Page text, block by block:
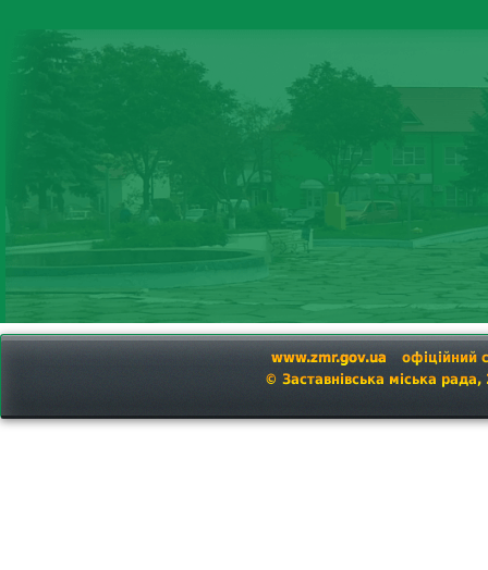
www.zmr.gov.ua
офіційний
© Заставнівська міська рада,